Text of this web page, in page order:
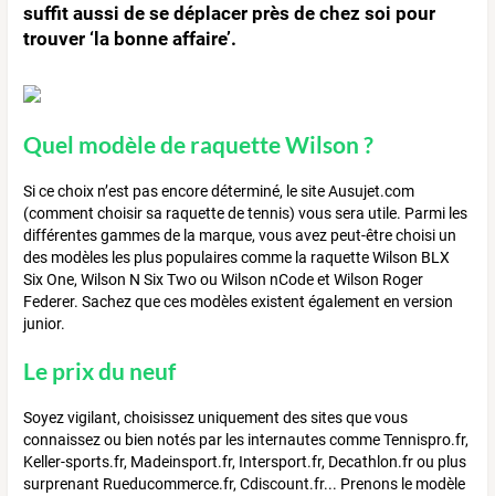
suffit aussi de se déplacer près de chez soi pour
trouver ‘la bonne affaire’.
Quel modèle de raquette Wilson ?
Si ce choix n’est pas encore déterminé, le site Ausujet.com
(comment choisir sa raquette de tennis) vous sera utile. Parmi les
différentes gammes de la marque, vous avez peut-être choisi un
des modèles les plus populaires comme la raquette Wilson BLX
Six One, Wilson N Six Two ou Wilson nCode et Wilson Roger
Federer. Sachez que ces modèles existent également en version
junior.
Le prix du neuf
Soyez vigilant, choisissez uniquement des sites que vous
connaissez ou bien notés par les internautes comme Tennispro.fr,
Keller-sports.fr, Madeinsport.fr, Intersport.fr, Decathlon.fr ou plus
surprenant Rueducommerce.fr, Cdiscount.fr... Prenons le modèle